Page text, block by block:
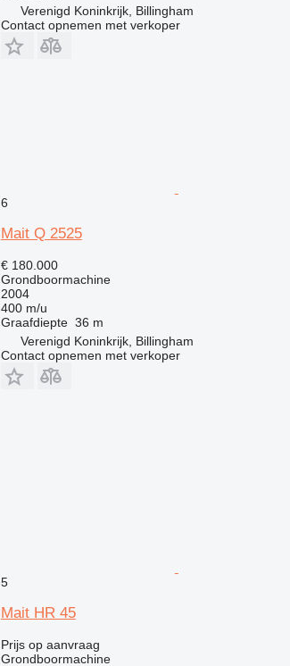
Verenigd Koninkrijk, Billingham
Contact opnemen met verkoper
6
Mait Q 2525
€ 180.000
Grondboormachine
2004
400 m/u
Graafdiepte 36 m
Verenigd Koninkrijk, Billingham
Contact opnemen met verkoper
5
Mait HR 45
Prijs op aanvraag
Grondboormachine